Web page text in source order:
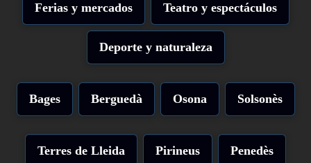
Ferias y mercados Teatro y espectáculos
Deporte y naturaleza
Bages Berguedà Osona Solsonès
Terres de Lleida Pirineus Penedès